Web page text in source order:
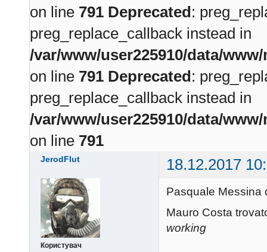
on line 791 Deprecated:
preg_replace_callback instead in
/var/www/user225910/data/
on line 791 Deprecated:
preg_replace_callback instead in
/var/www/user225910/data/
on line 791
JerodFlut 18.12.2017
Користувач
Pasquale
Mauro Costa
working